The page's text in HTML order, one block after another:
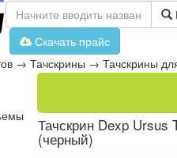
Скачать прайс
→ Тачскрины → Тачскрины
Тачскрин Dexp Ursus
(черный)